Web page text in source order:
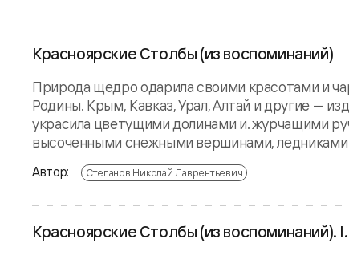
Красноярские Столбы (из воспоминаний)
Природа щедро одарила своими красотами и
Родины. Крым, Кавказ, Урал, Алтай и другие —
украсила цветущими долинами и. журчащими
высоченными снежными вершинами, ледниками
Автор: Степанов Николай Лаврентьевич
Красноярские Столбы (из воспоминаний).